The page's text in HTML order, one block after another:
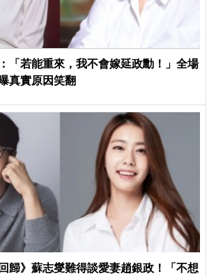
「若能重來，我不會嫁延政勳！」全場
真實原因笑翻
歸》蘇志燮難得談愛妻趙銀政！「不想